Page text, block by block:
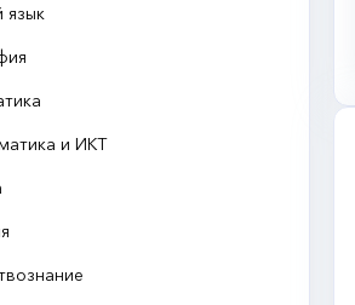
язык
и ИКТ